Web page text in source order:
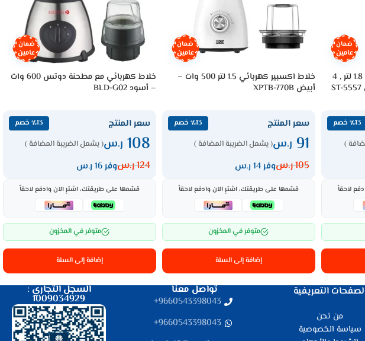
ضمان
عامين
خلاط كهربائى ويننج ستار سعة 1.8 لتر , 4
٪13 خصم
)
لاحقاً
ضمان
عامين
خلاط اكسبير كهربائي 1.5 لتر 500 وات –
أبيض XPTB-770B
سعر المنتج ٪13 خصم
91 ر.س( يشمل الضريبة المضافة )
105ر.سوفر 14 ر.س
قسّمها على طريقتك، اشترِ الآن وادفع لاحقاً
متوفر في المخزون
إضافة إلى السلة
ضمان
عامين
خلاط كهربائي مع مطحنة دوتس 600 وات
– أسود BLD-G02
سعر المنتج ٪13 خصم
108 ر.س( يشمل الضريبة المضافة )
124ر.سوفر 16 ر.س
قسّمها على طريقتك، اشترِ الآن وادفع لاحقاً
متوفر في المخزون
إضافة إلى السلة
التعريفية
من نحن
سياسة الخصوصية
تواصل معنا
9660543398043⁩+
9660543398043⁩+
السجل التجاري :
1009034929